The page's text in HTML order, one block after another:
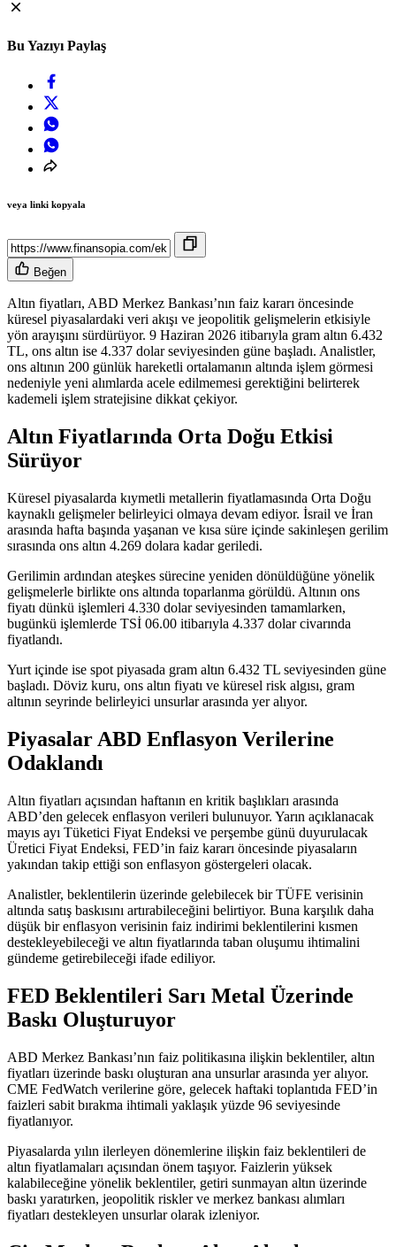
Bu Yazıyı Paylaş
veya linki kopyala
Beğen
Altın fiyatları, ABD Merkez Bankası’nın faiz kararı öncesinde
küresel piyasalardaki veri akışı ve jeopolitik gelişmelerin etkisiyle
yön arayışını sürdürüyor. 9 Haziran 2026 itibarıyla gram altın 6.432
TL, ons altın ise 4.337 dolar seviyesinden güne başladı. Analistler,
ons altının 200 günlük hareketli ortalamanın altında işlem görmesi
nedeniyle yeni alımlarda acele edilmemesi gerektiğini belirterek
kademeli işlem stratejisine dikkat çekiyor.
Altın Fiyatlarında Orta Doğu Etkisi
Sürüyor
Küresel piyasalarda kıymetli metallerin fiyatlamasında Orta Doğu
kaynaklı gelişmeler belirleyici olmaya devam ediyor. İsrail ve İran
arasında hafta başında yaşanan ve kısa süre içinde sakinleşen gerilim
sırasında ons altın 4.269 dolara kadar geriledi.
Gerilimin ardından ateşkes sürecine yeniden dönüldüğüne yönelik
gelişmelerle birlikte ons altında toparlanma görüldü. Altının ons
fiyatı dünkü işlemleri 4.330 dolar seviyesinden tamamlarken,
bugünkü işlemlerde TSİ 06.00 itibarıyla 4.337 dolar civarında
fiyatlandı.
Yurt içinde ise spot piyasada gram altın 6.432 TL seviyesinden güne
başladı. Döviz kuru, ons altın fiyatı ve küresel risk algısı, gram
altının seyrinde belirleyici unsurlar arasında yer alıyor.
Piyasalar ABD Enflasyon Verilerine
Odaklandı
Altın fiyatları açısından haftanın en kritik başlıkları arasında
ABD’den gelecek enflasyon verileri bulunuyor. Yarın açıklanacak
mayıs ayı Tüketici Fiyat Endeksi ve perşembe günü duyurulacak
Üretici Fiyat Endeksi, FED’in faiz kararı öncesinde piyasaların
yakından takip ettiği son enflasyon göstergeleri olacak.
Analistler, beklentilerin üzerinde gelebilecek bir TÜFE verisinin
altında satış baskısını artırabileceğini belirtiyor. Buna karşılık daha
düşük bir enflasyon verisinin faiz indirimi beklentilerini kısmen
destekleyebileceği ve altın fiyatlarında taban oluşumu ihtimalini
gündeme getirebileceği ifade ediliyor.
FED Beklentileri Sarı Metal Üzerinde
Baskı Oluşturuyor
ABD Merkez Bankası’nın faiz politikasına ilişkin beklentiler, altın
fiyatları üzerinde baskı oluşturan ana unsurlar arasında yer alıyor.
CME FedWatch verilerine göre, gelecek haftaki toplantıda FED’in
faizleri sabit bırakma ihtimali yaklaşık yüzde 96 seviyesinde
fiyatlanıyor.
Piyasalarda yılın ilerleyen dönemlerine ilişkin faiz beklentileri de
altın fiyatlamaları açısından önem taşıyor. Faizlerin yüksek
kalabileceğine yönelik beklentiler, getiri sunmayan altın üzerinde
baskı yaratırken, jeopolitik riskler ve merkez bankası alımları
fiyatları destekleyen unsurlar olarak izleniyor.